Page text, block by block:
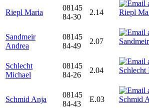
Riepl Maria
08145
84-30
2.14
Sandmeir
Andrea
08145
84-49
2.07
Schlecht
Michael
08145
84-26
2.04
Schmid Anja
08145
84-43
E.03